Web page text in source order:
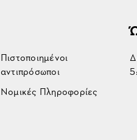
Πιστοποιημένοι
αντιπρόσωποι
Νομικές Πληροφορίες